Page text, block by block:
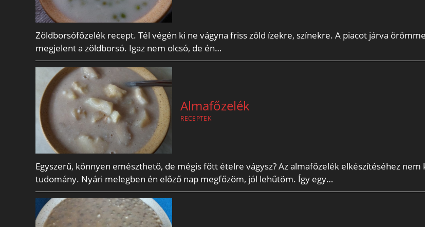
Zöldborsófőzelék recept. Tél végén ki ne vágyna friss zöld ízekre, színekre. A piacot járva
megjelent a zöldborsó. Igaz nem olcsó, de én…
Almafőzelék
RECEPTEK
Egyszerű, könnyen emészthető, de mégis főtt ételre vágysz? Az almafőzelék elkészítéséhez nem
tudomány. Nyári melegben én előző nap megfőzöm, jól lehűtöm. Így egy…